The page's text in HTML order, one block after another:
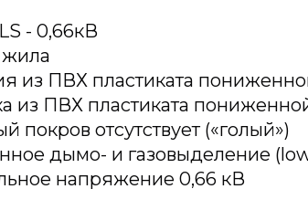
- 0,66кВ
из ПВХ пластиката
из ПВХ пластиката
покров отсутствует («голый»)
дымо- и газовыделение
напряжение 0,66 кВ